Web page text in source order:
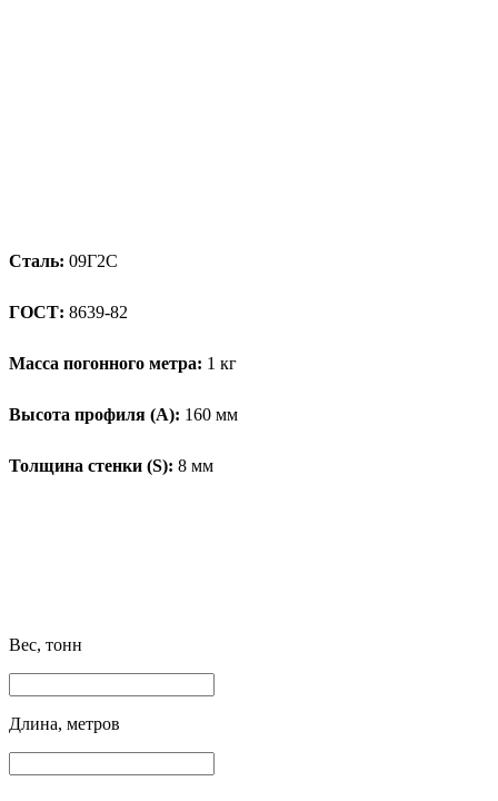
Сталь: 09Г2С
ГОСТ: 8639-82
Масса погонного метра: 1 кг
Высота профиля (А): 160 мм
Толщина стенки (S): 8 мм
Вес, тонн
Длина, метров